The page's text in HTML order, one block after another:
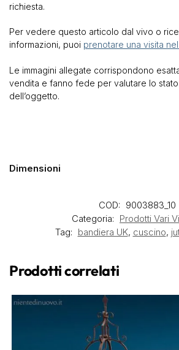
richiesta.
Per vedere questo articolo dal vivo o
informazioni, puoi prenotare una visita
Le immagini allegate corrispondono
vendita e fanno fede per valutare lo
dell’oggetto.
Dimensioni
COD: 9003883_10
Categoria: Prodotti Vari
Tag: bandiera UK, cuscino,
Prodotti correlati